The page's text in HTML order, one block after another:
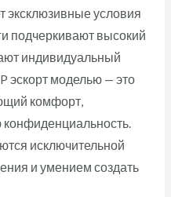
эксклюзивные условия
подчеркивают высокий
индивидуальный
эскорт моделью — это
комфорт,
конфиденциальность.
исключительной
и умением создать